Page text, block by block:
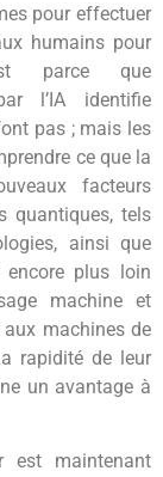
pour effectuer
humains pour
parce que
l’IA identifie
pas ; mais les
ce que la
facteurs
quantiques, tels
ainsi que
encore plus loin
machine et
aux machines de
rapidité de leur
un avantage à
est maintenant